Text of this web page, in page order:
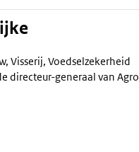
Visserij, Voedselzekerheid
directeur-generaal van Agro